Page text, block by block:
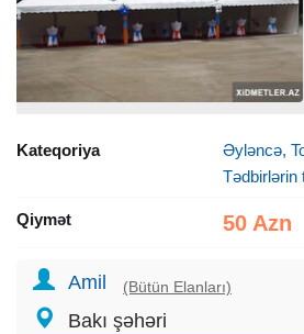
Kateqoriya
Əyləncə,
Tədbirlərin
Qiymət 50 Azn
Amil (Bütün Elanları)
Bakı şəhəri